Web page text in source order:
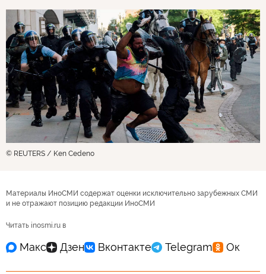
© REUTERS / Ken Cedeno
Материалы ИноСМИ содержат оценки исключительно зарубежных СМИ
и не отражают позицию редакции ИноСМИ
Читать inosmi.ru в